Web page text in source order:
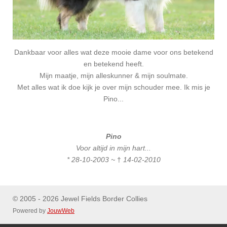
Dankbaar voor alles wat deze mooie dame voor ons betekend
en betekend heeft.
Mijn maatje, mijn alleskunner & mijn soulmate.
Met alles wat ik doe kijk je over mijn schouder mee. Ik mis je
Pino...
Pino
Voor altijd in mijn hart...
*28-10-2003 ~ † 14-02-2010
© 2005 - 2026 Jewel Fields Border Collies
Powered by JouwWeb